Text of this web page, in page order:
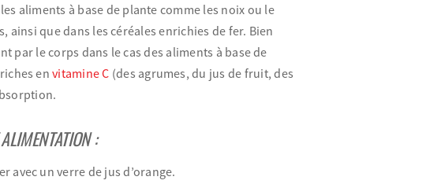
aliments à base de plante comme les noix ou le
que dans les céréales enrichies de fer. Bien
par le corps dans le cas des aliments à base de
envitamine C (des agrumes, du jus de fruit, des
:
avec un verre de jus d’orange.